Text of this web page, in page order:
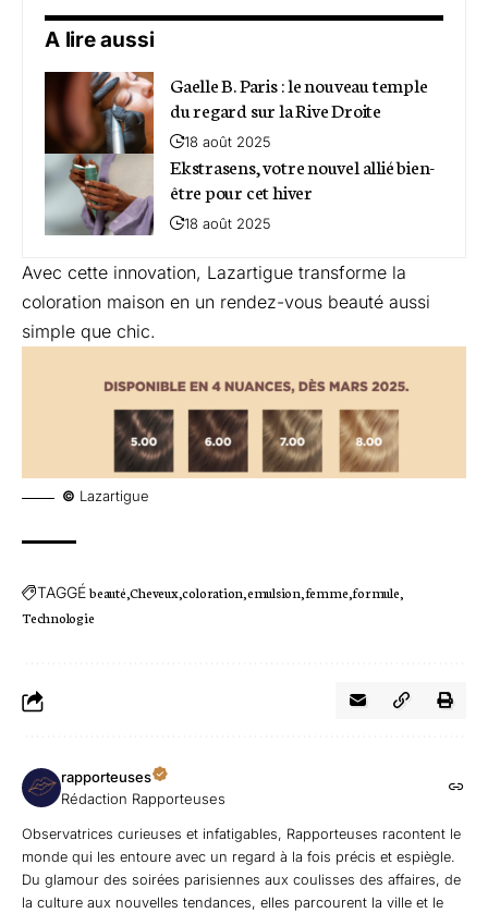
A lire aussi
Gaelle B. Paris : le nouveau temple
du regard sur la Rive Droite
18 août 2025
Ekstrasens, votre nouvel allié bien-
être pour cet hiver
18 août 2025
Avec cette innovation, Lazartigue transforme la
coloration maison en un rendez-vous beauté aussi
simple que chic.
© Lazartigue
TAGGÉbeauté Cheveux coloration emulsion femme formule
Technologie
rapporteuses
Rédaction Rapporteuses
Observatrices curieuses et infatigables, Rapporteuses racontent le
monde qui les entoure avec un regard à la fois précis et espiègle.
Du glamour des soirées parisiennes aux coulisses des affaires, de
la culture aux nouvelles tendances, elles parcourent la ville et le